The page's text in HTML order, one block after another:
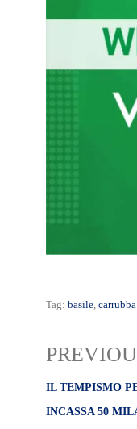
Tag: basile, carrubba
IL TEMPISMO
INCASSA 50